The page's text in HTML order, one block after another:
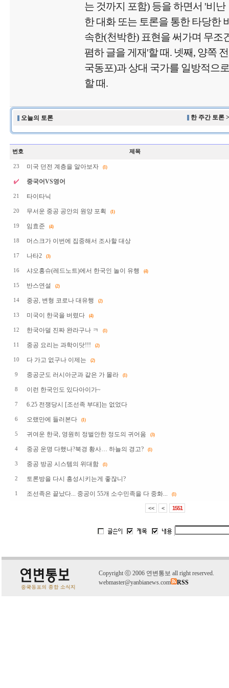
는 것까지 포함) 등을 하면서 '비
한 대화 또는 토론을 통한 타당한
속한(천박한) 표현을 써가며 무조
폄하 글을 게재'할 때. 넷째, 양쪽
국동포)과 상대 국가를 일방적으
할 때.
오늘의 토론 한 주간 토론
번호 제목
23 미국 던전 계층을 알아보자 (1)
중국어VS영어
21 타이타닉
20 무서운 중공 공안의 원양 포획 (1)
19 임효준 (4)
18 머스크가 이번에 집중해서 조사할 대상
17 나타2 (3)
16 샤오홍슈(레드노트)에서 한국인 놀이 유행 (4)
15 반스연설 (2)
14 중공, 변형 코로나 대유행 (2)
13 미국이 한국을 버렸다 (4)
12 한국아덜 진짜 완라구나 ㅋ (1)
11 중공 요리는 과학이닷!!! (2)
10 다 가고 없구나 이제는 (2)
9 중공군도 러시아군과 같은 가 몰라 (1)
8 이런 한국인도 있다아이가~
7 6.25 전쟁당시 [조선족 부대]는 없었다
6 오랬만에 들러본다 (1)
5 귀여운 한국, 영원히 정벌안한 정도의 귀어움 (3)
4 중공 운명 다했나?북경 황사… 하늘의 경고? (1)
3 중공 방공 시스템의 위대함 (1)
2 토론방을 다시 흥성시키는게 좋잖니?
1 조선족은 끝났다... 중공이 55개 소수민족을 다 중화... (1)
<< < 1551
Copyright ⓒ 2006 연변통보 all right reserved.
webmaster@yanbianews.com
RSS